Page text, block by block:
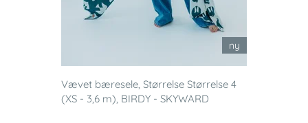
ny
Vævet bæresele, Størrelse Størrelse 4
(XS - 3,6 m), BIRDY - SKYWARD